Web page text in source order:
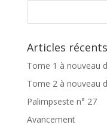
Articles récents
Tome 1 à nouveau
Tome 2 à nouveau
Palimpseste n° 27
Avancement